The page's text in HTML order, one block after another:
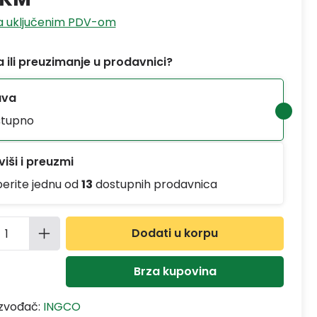
uključenim PDV-om
ili preuzimanje u prodavnici?
i preuzmi
jednu od13 dostupnih prodavnica
proizvoda: Unesite željenu
Dodati u korpu
Brza kupovina
INGCO